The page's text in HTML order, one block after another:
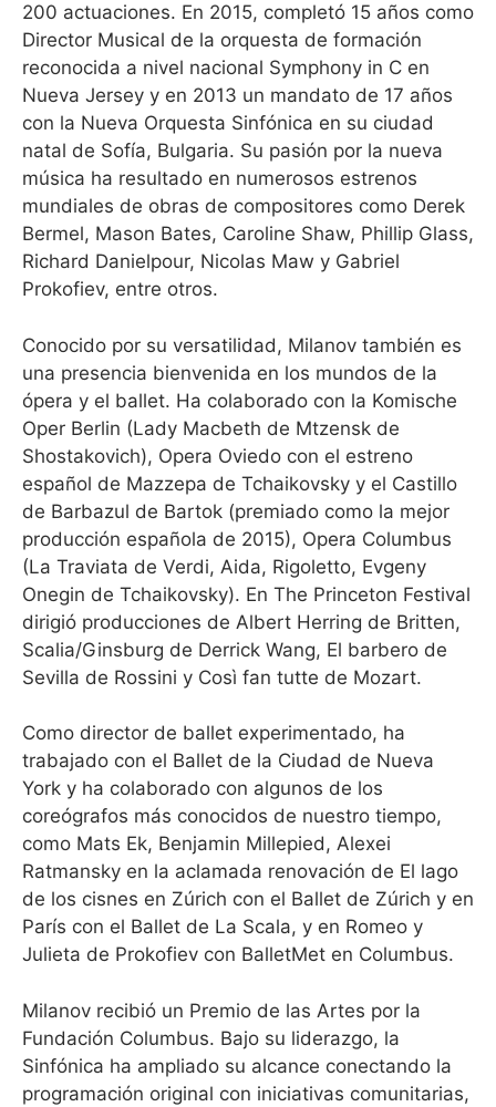
200 actuaciones. En 2015, completó 15 años como
Director Musical de la orquesta de formación
reconocida a nivel nacional Symphony in C en
Nueva Jersey y en 2013 un mandato de 17 años
con la Nueva Orquesta Sinfónica en su ciudad
natal de Sofía, Bulgaria. Su pasión por la nueva
música ha resultado en numerosos estrenos
mundiales de obras de compositores como Derek
Bermel, Mason Bates, Caroline Shaw, Phillip Glass,
Richard Danielpour, Nicolas Maw y Gabriel
Prokofiev, entre otros.
Conocido por su versatilidad, Milanov también es
una presencia bienvenida en los mundos de la
ópera y el ballet. Ha colaborado con la Komische
Oper Berlin (Lady Macbeth de Mtzensk de
Shostakovich), Opera Oviedo con el estreno
español de Mazzepa de Tchaikovsky y el Castillo
de Barbazul de Bartok (premiado como la mejor
producción española de 2015), Opera Columbus
(La Traviata de Verdi, Aida, Rigoletto, Evgeny
Onegin de Tchaikovsky). En The Princeton Festival
dirigió producciones de Albert Herring de Britten,
Scalia/Ginsburg de Derrick Wang, El barbero de
Sevilla de Rossini y Così fan tutte de Mozart.
Como director de ballet experimentado, ha
trabajado con el Ballet de la Ciudad de Nueva
York y ha colaborado con algunos de los
coreógrafos más conocidos de nuestro tiempo,
como Mats Ek, Benjamin Millepied, Alexei
Ratmansky en la aclamada renovación de El lago
de los cisnes en Zúrich con el Ballet de Zúrich y en
París con el Ballet de La Scala, y en Romeo y
Julieta de Prokofiev con BalletMet en Columbus.
Milanov recibió un Premio de las Artes por la
Fundación Columbus. Bajo su liderazgo, la
Sinfónica ha ampliado su alcance conectando la
programación original con iniciativas comunitarias,